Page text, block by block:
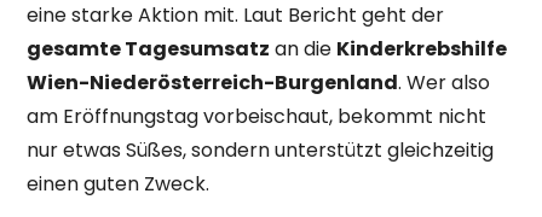
eine starke Aktion mit. Laut Bericht geht der
gesamte Tagesumsatz an die Kinderkrebshilfe
Wien-Niederösterreich-Burgenland. Wer also
am Eröffnungstag vorbeischaut, bekommt nicht
nur etwas Süßes, sondern unterstützt gleichzeitig
einen guten Zweck.